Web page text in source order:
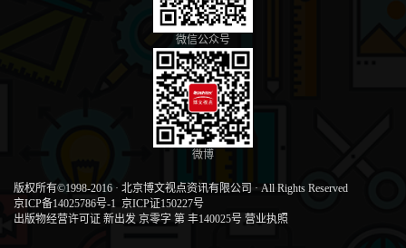
微信公众号
微博
版权所有©1998-2016 · 北京博文视点资讯有限公司 · All Rights Reserved
京ICP备14025786号-1 京ICP证150227号
出版物经营许可证 新出发 京零字 第 丰140025号 营业执照